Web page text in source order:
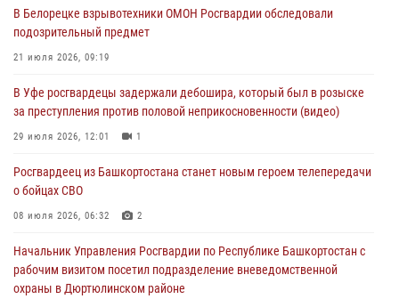
за преступления против половой неприкосновенности (видео)
29 июля 2026, 12:01
Башкортостана проведет прямую линию
29 июля 2026, 10:52
Росгвардию
29 июля 2026, 04:15
В Белорецке взрывотехники ОМОН Росгвардии обследовали
подозрительный предмет
21 июля 2026, 09:19
В Уфе росгвардецы задержали дебошира, который был в розыске
за преступления против половой неприкосновенности (видео)
29 июля 2026, 12:01 1
Росгвардеец из Башкортостана станет новым героем телепередачи
о бойцах СВО
08 июля 2026, 06:32 2
Начальник Управления Росгвардии по Республике Башкортостан с
рабочим визитом посетил подразделение вневедомственной
охраны в Дюртюлинском районе